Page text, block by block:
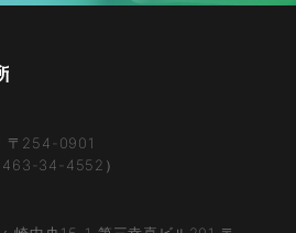
〒254-0901
34-4552）